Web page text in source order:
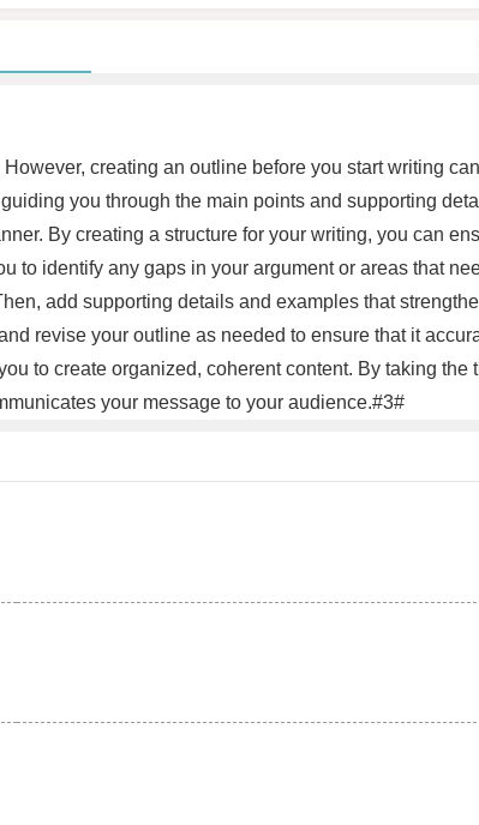
creating an outline before you start writing
you through the main points and supporting
By creating a structure for your writing, you can
identify any gaps in your argument or areas that
add supporting details and examples that
revise your outline as needed to ensure that it
to create organized, coherent content. By taking
your message to your audience.#3#